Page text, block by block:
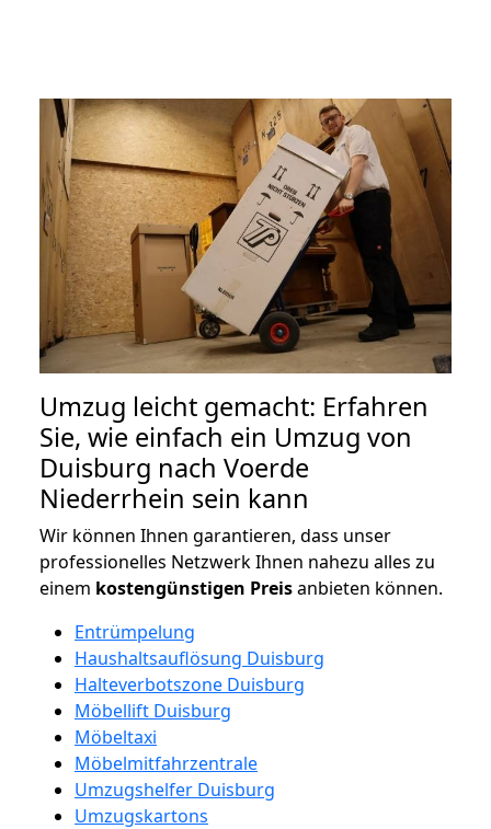
Umzug leicht gemacht: Erfahren
Sie, wie einfach ein Umzug von
Duisburg nach Voerde
Niederrhein sein kann
Wir können Ihnen garantieren, dass unser
professionelles Netzwerk Ihnen nahezu alles zu
einem kostengünstigen Preisanbieten können.
Entrümpelung
Haushaltsauflösung Duisburg
Halteverbotszone Duisburg
Möbellift Duisburg
Möbeltaxi
Möbelmitfahrzentrale
Umzugshelfer Duisburg
Umzugskartons